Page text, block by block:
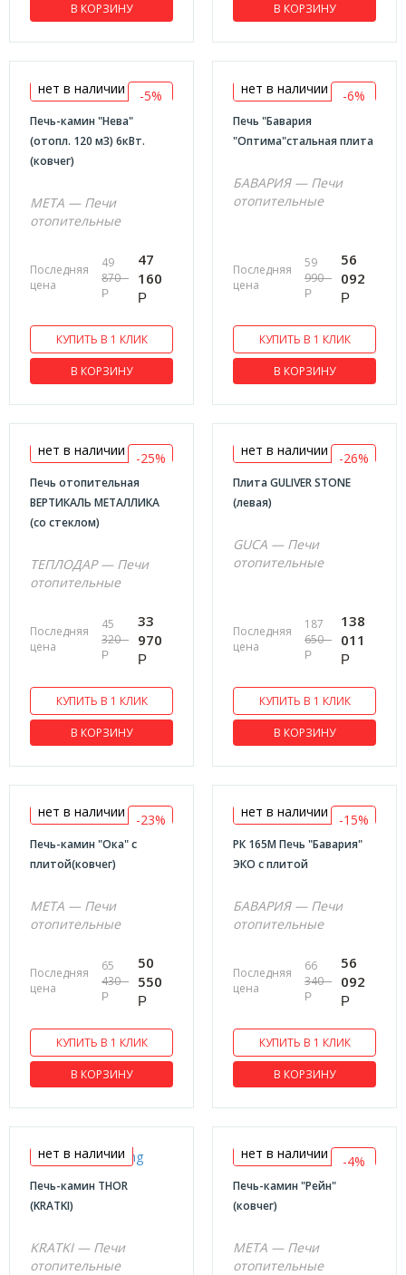
566х685х1006
585х495х910
586х578х668
595х338х603
610х420х770
620х875х1035
625х565х625
630x385x680
630x520x630
632x435x608
645х542х808
650x1000x550
650х390х610
660х430х700
680х440х600
695х375х520
700x440x800
752х378х709
765х635х750
840x585x745
845х650х655
920x685x1204
950х645х515
970x440x610
В КОРЗИНУ В КОРЗИНУ
-5%
нет в наличии
Печь-камин "Нева"
(отопл. 120 м3) 6кВт.
(ковчег)
МЕТА — Печи
отопительные
Последняя
цена
49
870
Р
47
160
Р
КУПИТЬ В 1 КЛИК
В КОРЗИНУ
-6%
нет в наличии
Печь "Бавария
"Оптима"стальная плита
БАВАРИЯ — Печи
отопительные
Последняя
цена
59
990
Р
56
092
Р
КУПИТЬ В 1 КЛИК
В КОРЗИНУ
-25%
нет в наличии
Печь отопительная
ВЕРТИКАЛЬ МЕТАЛЛИКА
(со стеклом)
ТЕПЛОДАР — Печи
отопительные
Последняя
цена
45
320
Р
33
970
Р
КУПИТЬ В 1 КЛИК
В КОРЗИНУ
-26%
нет в наличии
Плита GULIVER STONE
(левая)
GUCA — Печи
отопительные
Последняя
цена
187
650
Р
138
011
Р
КУПИТЬ В 1 КЛИК
В КОРЗИНУ
-23%
нет в наличии
Печь-камин "Ока" с
плитой(ковчег)
МЕТА — Печи
отопительные
Последняя
цена
65
430
Р
50
550
Р
КУПИТЬ В 1 КЛИК
В КОРЗИНУ
-15%
нет в наличии
РК 165М Печь "Бавария"
ЭКО с плитой
БАВАРИЯ — Печи
отопительные
Последняя
цена
66
340
Р
56
092
Р
КУПИТЬ В 1 КЛИК
В КОРЗИНУ
нет в наличии
Печь-камин THOR
(KRATKI)
KRATKI — Печи
отопительные
-4%
нет в наличии
Печь-камин "Рейн"
(ковчег)
МЕТА — Печи
отопительные